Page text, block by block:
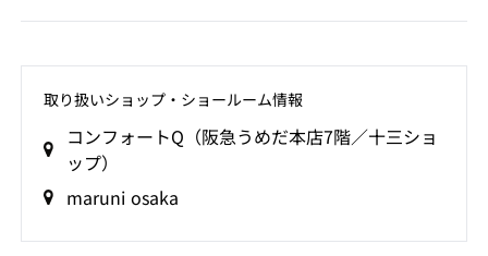
取り扱いショップ‧ショールーム情報
コンフォートQ（阪急うめだ本店7階／十三ショ
ップ）
maruni osaka